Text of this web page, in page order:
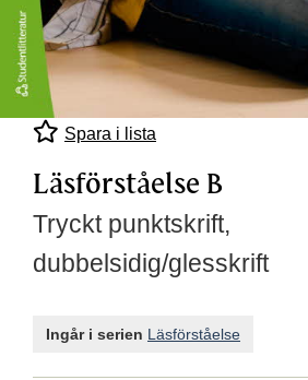
Spara i lista
Läsförståelse B
Tryckt punktskrift,
dubbelsidig/glesskrift
Ingår i serien Läsförståelse